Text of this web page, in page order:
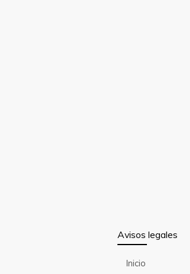
Avisos legales
Inicio